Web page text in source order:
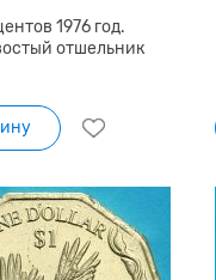
1976 год.
отшельник